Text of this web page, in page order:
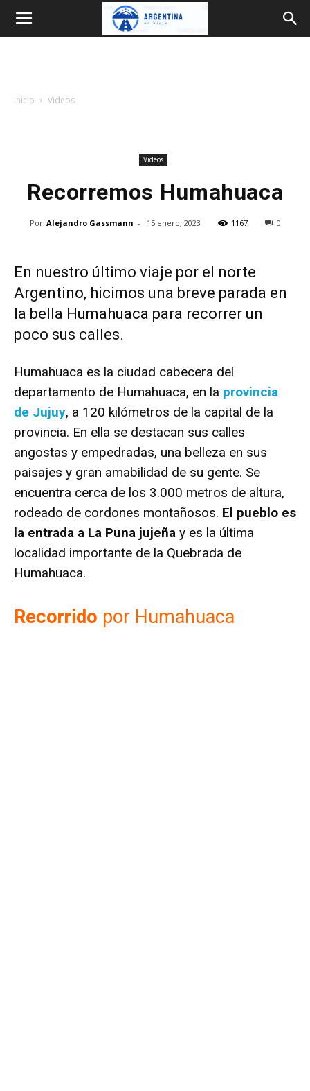
Argentina
Inicio Videos
Videos
Recorremos Humahuaca
Por Alejandro Gassmann - 15 enero, 2023 1167 0
En nuestro último viaje por el norte
Argentino, hicimos una breve parada en
la bella Humahuaca para recorrer un
poco sus calles.
Humahuaca es la ciudad cabecera del
departamento de Humahuaca, en la provincia
de Jujuy, a 120 kilómetros de la capital de la
provincia. En ella se destacan sus calles
angostas y empedradas, una belleza en sus
paisajes y gran amabilidad de su gente. Se
encuentra cerca de los 3.000 metros de altura,
rodeado de cordones montañosos. El pueblo es
la entrada a La Puna jujeña y es la última
localidad importante de la Quebrada de
Humahuaca.
Recorrido por Humahuaca